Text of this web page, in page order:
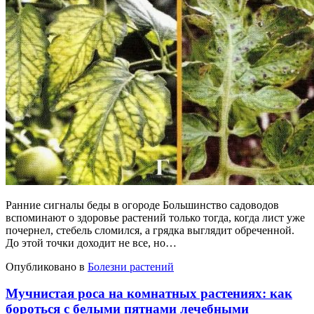
Ранние сигналы беды в огороде Большинство садоводов
вспоминают о здоровье растений только тогда, когда лист уже
почернел, стебель сломился, а грядка выглядит обреченной.
До этой точки доходит не все, но…
Опубликовано в Болезни растений
Мучнистая роса на комнатных растениях: как
бороться с белыми пятнами лечебными